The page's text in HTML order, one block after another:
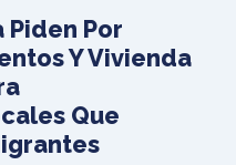
Piden Por
Y Vivienda
Que